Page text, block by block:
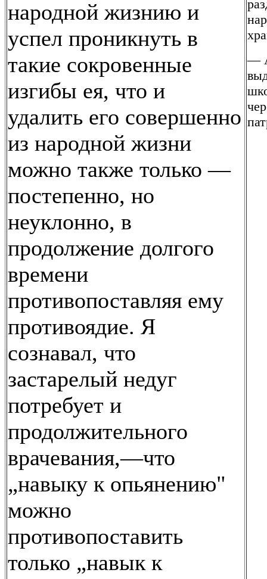
народной жизнию и
успел проникнуть в
такие сокровенные
изгибы ея, что и
удалить его совершенно
из народной жизни
можно также только —
постепенно, но
неуклонно, в
продолжение долгого
времени
противопоставляя ему
противоядие. Я
сознавал, что
застарелый недуг
потребует и
продолжительного
врачевания,—что
„навыку к опьянению"
можно
противопоставить
только „навык к
—